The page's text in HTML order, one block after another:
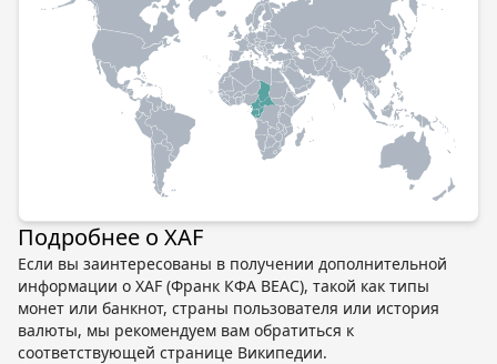
Подробнее о XAF
Если вы заинтересованы в получении дополнительной
информации о XAF (Франк КФА BEAC), такой как типы
монет или банкнот, страны пользователя или история
валюты, мы рекомендуем вам обратиться к
соответствующей странице Википедии.